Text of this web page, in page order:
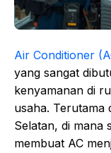
Air Conditioner
yang sangat
kenyamanan di
usaha. Terutama
Selatan, di mana
membuat AC